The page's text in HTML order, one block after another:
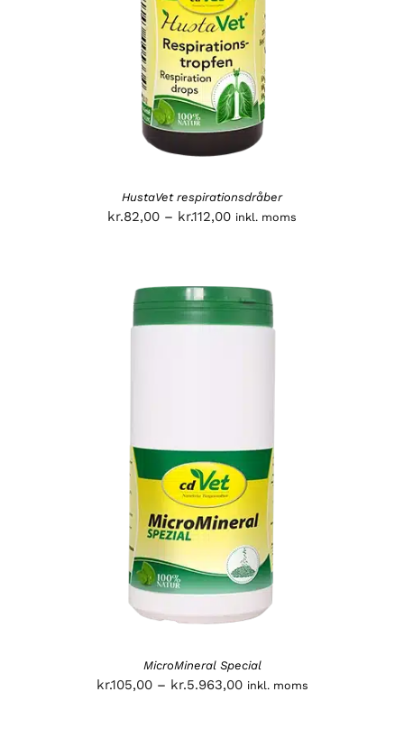
HustaVet respirationsdråber
kr.82,00 – kr.112,00Prisinterval:
kr.112,00
inkl. moms
MicroMineral Special
kr.105,00 – kr.5.963,00Prisinterval:
inkl. moms